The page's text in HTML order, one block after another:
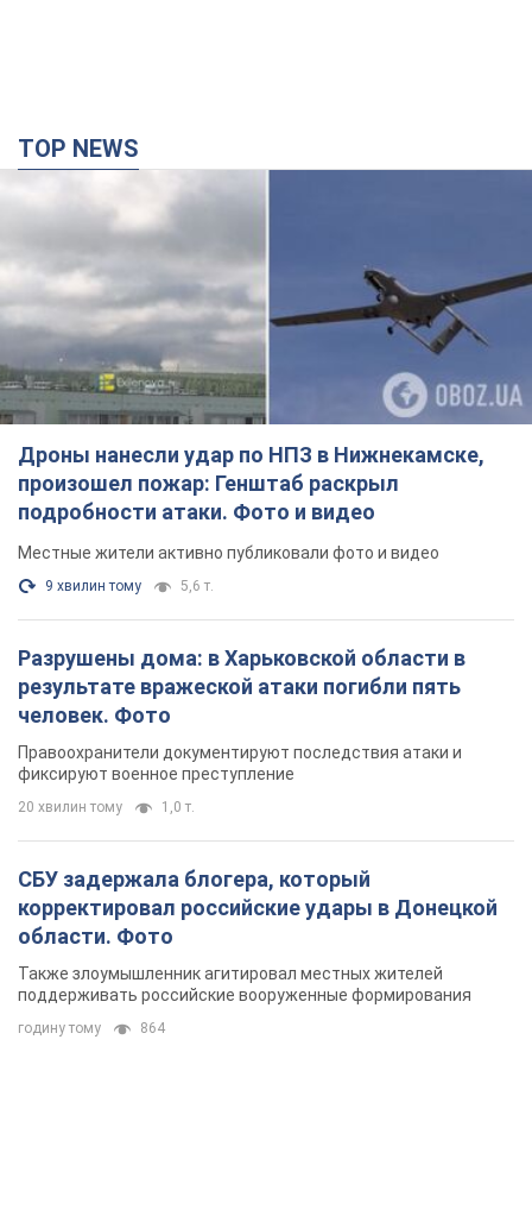
TOP NEWS
Дроны нанесли удар по НПЗ в Нижнекамске,
произошел пожар: Генштаб раскрыл
подробности атаки. Фото и видео
Местные жители активно публиковали фото и видео
9 хвилин тому 5,6 т.
Разрушены дома: в Харьковской области в
результате вражеской атаки погибли пять
человек. Фото
Правоохранители документируют последствия атаки и
фиксируют военное преступление
20 хвилин тому 1,0 т.
СБУ задержала блогера, который
корректировал российские удары в Донецкой
области. Фото
Также злоумышленник агитировал местных жителей
поддерживать российские вооруженные формирования
годину тому 864